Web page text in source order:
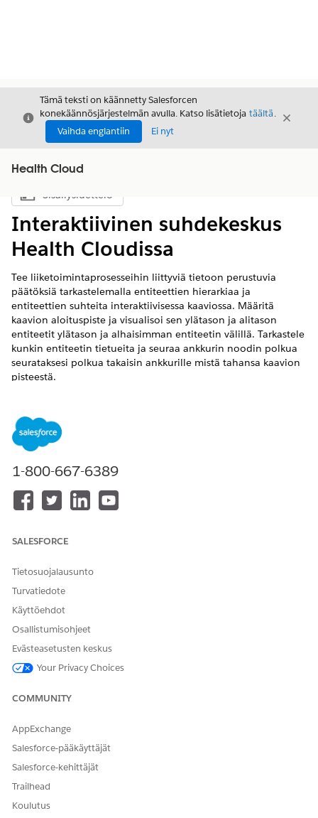
Sulje
Tämä teksti on käännetty Salesforcen
konekäännösjärjestelmän avulla. Katso lisätietoja täältä.
Vaihda englantiin
Ei nyt
Sulje
Health Cloud
Näytä sisällysluettelo
Sisällysluettelo
Interaktiivinen suhdekeskus
Health Cloudissa
Tee liiketoimintaprosesseihin liittyviä tietoon perustuvia
päätöksiä tarkastelemalla entiteettien hierarkiaa ja
entiteettien suhteita interaktiivisessa kaaviossa. Määritä
kaavion aloituspiste ja visualisoi sen ylätason ja alitason
entiteetit ylätason ja alhaisimman entiteetin välillä. Tarkastele
kunkin entiteetin tietueita ja seuraa ankkurin noodin polkua
seurataksesi polkua takaisin ankkurille mistä tahansa kaavion
pisteestä.
Käytettävissä: Lightning Experiencessa
Edition-versiot
Tilihierarkian tarkasteleminen interaktiivisessa
liittyviä entiteettejä ylöspäin ja alaspäin käyttämällä
vastaavia tietueita ja suodata tietueita tarpeidesi
mukaisesti.
Tarkempi näkymä ARC-kaaviosta
Hallitse tietoja käyttämällä ARC-kaavion virtaviivaistettua
versiota, jossa on tärkeimmät tiedot yhdestä paikasta.
jaettuihin säiliöihin sekä suodata ja lajittele kunkin
Tarkastele ja seuraa ankkurin noodin polkua mistä tahansa
kaavion pisteestä käyttämällä ankkurin noodin kuvaketta.
1-800-667-6389
SALESFORCE
Tietosuojalausunto
Turvatiedote
Käyttöehdot
Osallistumisohjeet
Evästeasetusten keskus
Your Privacy Choices
COMMUNITY
AppExchange
Salesforce-pääkäyttäjät
Salesforce-kehittäjät
Trailhead
Koulutus